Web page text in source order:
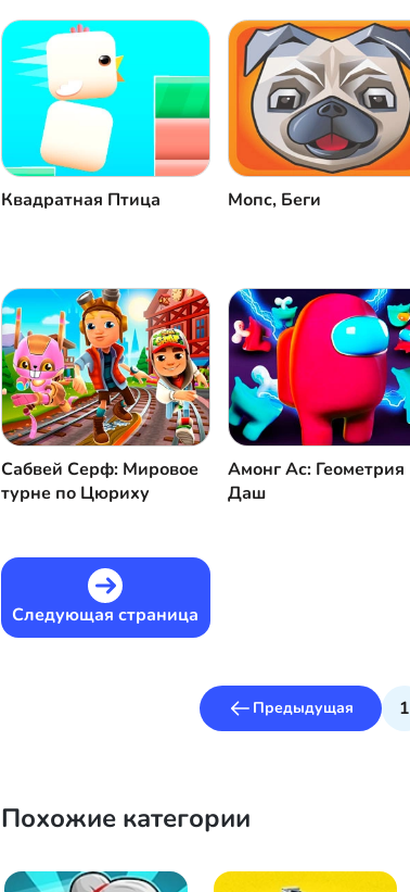
Квадратная Птица Мопс, Беги
Сабвей Серф: Мировое
турне по Цюриху
Амонг Ас: Геометрия
Даш
Следующая страница
Предыдущая 1
Похожие категории